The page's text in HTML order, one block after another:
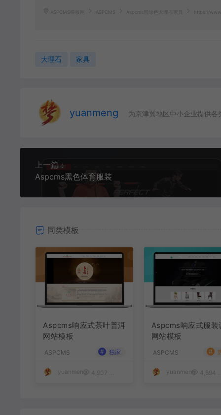
ASPCMS模板网 ASPCMS Aspcms黑绿色大理石家具 https://
大理石 家具
yuanmeng 为京津冀地区中小企业提供各
上一篇：
Aspcms黑色体育服装
同类模板
Aspcms响应式茶叶普洱
网站模板
ASPCMS # 独家
yuanmeng 4,907
Aspcms响应式服装
网站模板
ASPCMS #
yuanmeng 4,694